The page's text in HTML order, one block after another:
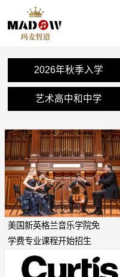
2026年秋季入学
艺术高中和中学
美国新英格兰音乐学院免
学费专业课程开始招生